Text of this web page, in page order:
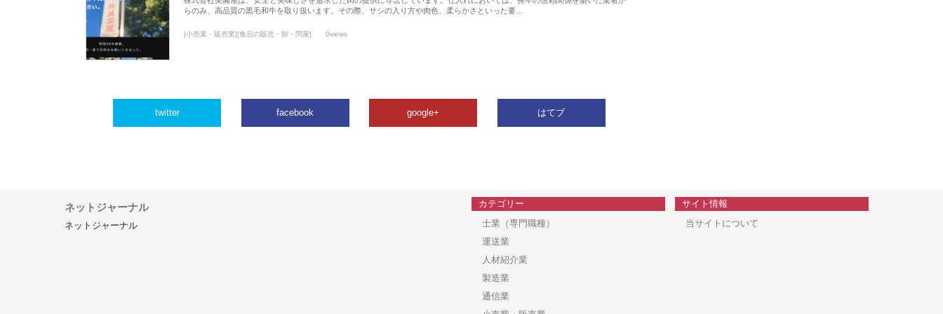
らのみ、高品質の黒毛和牛を取り扱います。その際、サシの入り方や肉色、柔らかさといった要…
[小売業・販売業][食品の販売・卸・問屋] 0views
twitter facebook google+ はてブ
ネットジャーナル
ネットジャーナル
カテゴリー
士業（専門職種）
運送業
人材紹介業
製造業
通信業
サイト情報
当サイトについて